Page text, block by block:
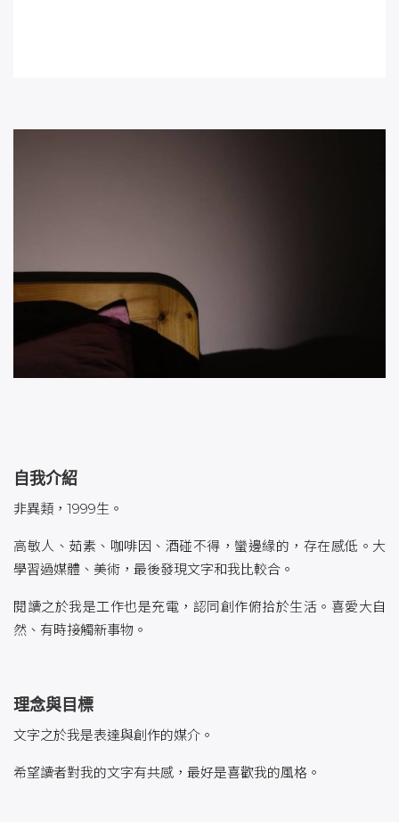
自我介紹
非異類，1999生。
高敏人、茹素、咖啡因、酒碰不得，蠻邊緣的，存在感低。大
學習過媒體、美術，最後發現文字和我比較合。
閱讀之於我是工作也是充電，認同創作俯拾於生活。喜愛大自
然、有時接觸新事物。
理念與目標
文字之於我是表達與創作的媒介。
希望讀者對我的文字有共感，最好是喜歡我的風格。